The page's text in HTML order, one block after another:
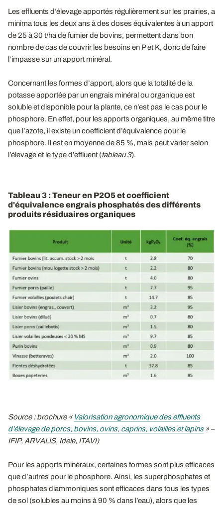
Les effluents d’élevage apportés régulièrement sur les prairies, a
minima tous les deux ans à des doses équivalentes à un apport
de 25 à 30 t/ha de fumier de bovins, permettent dans bon
nombre de cas de couvrir les besoins en P et K, donc de faire
l’impasse sur un apport minéral.
Concernant les formes d’apport, alors que la totalité de la
potasse apportée par un engrais minéral ou organique est
soluble et disponible pour la plante, ce n’est pas le cas pour le
phosphore. En effet, pour les apports organiques, au même titre
que l’azote, il existe un coefficient d’équivalence pour le
phosphore. Il est en moyenne de 85 %, mais peut varier selon
l’élevage et le type d’effluent (tableau 3).
Tableau 3 : Teneur en P2O5 et coefficient
d'équivalence engrais phosphatés des différents
produits résiduaires organiques
Source : brochure « Valorisation agronomique des effluents
d’élevage de porcs, bovins, ovins, caprins, volailles et lapins » –
IFIP, ARVALIS, Idele, ITAVI)
Pour les apports minéraux, certaines formes sont plus efficaces
que d’autres pour le phosphore. Ainsi, les superphosphates et
phosphates diammoniques sont efficaces dans tous les types
de sol (solubles au moins à 90 % dans l’eau), alors que les